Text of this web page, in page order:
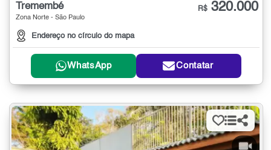
Tremembé
Zona Norte - São Paulo
Endereço no círculo do mapa
R$ 320.000
WhatsApp Contatar